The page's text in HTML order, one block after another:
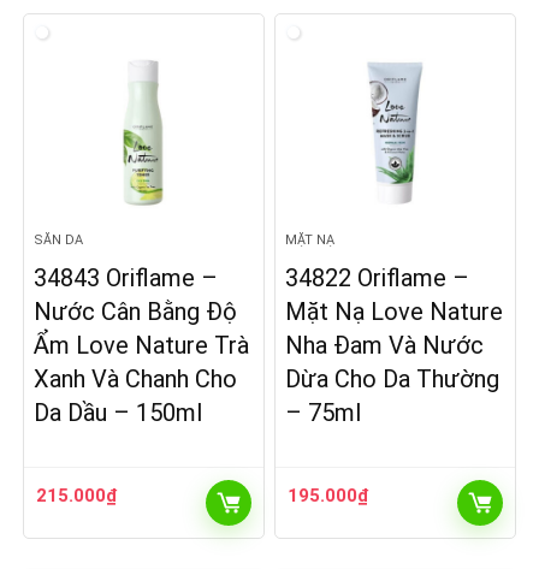
219.000₫.
SĂN DA
34843 Oriflame –
Nước Cân Bằng Độ
Ẩm Love Nature Trà
Xanh Và Chanh Cho
Da Dầu – 150ml
215.000₫
MẶT NẠ
34822 Oriflame –
Mặt Nạ Love Nature
Nha Đam Và Nước
Dừa Cho Da Thường
– 75ml
195.000₫